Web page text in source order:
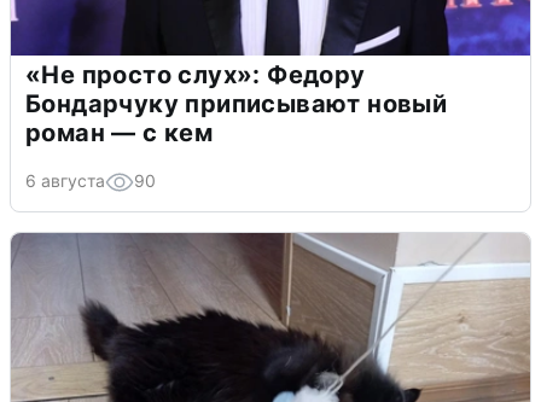
«Не просто слух»: Федору
Бондарчуку приписывают новый
роман — с кем
6 августа 90